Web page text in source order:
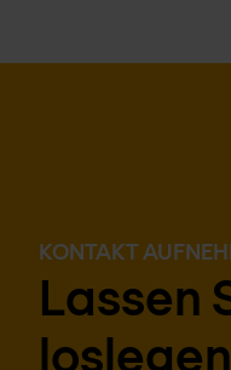
KONTAKT
Lassen
loslegen